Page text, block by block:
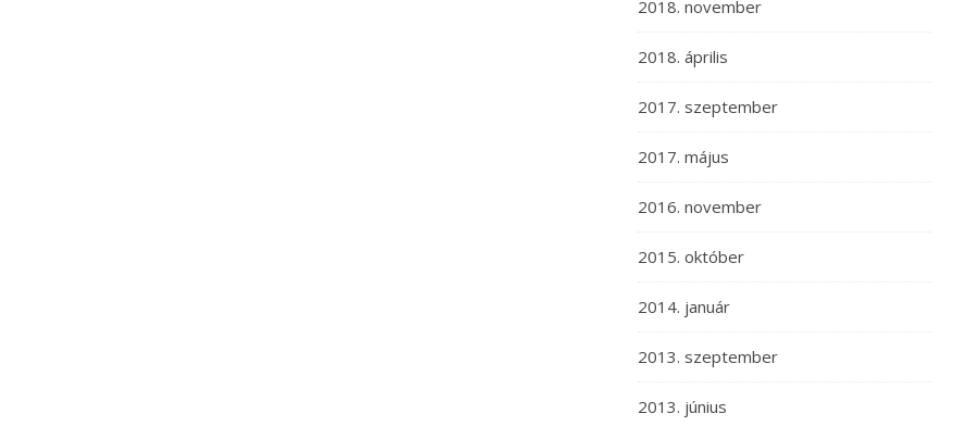
2018. november
2018. április
2017. szeptember
2017. május
2016. november
2015. október
2014. január
2013. szeptember
2013. június